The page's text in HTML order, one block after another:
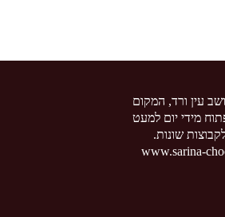
עין ורד, המקום
מידי יום למעט
שונות.